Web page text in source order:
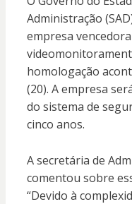
Administração
empresa
homologação
(20). A empresa
do sistema de
cinco anos.
A secretária de
comentou sobre
“Devido à